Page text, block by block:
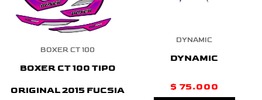
BOXER CT 100
BOXER CT 100 TIPO
ORIGINAL 2015 FUCSIA
DYNAMIC
DYNAMIC
$ 75.000